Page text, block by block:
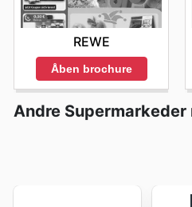
REWE
Åben brochure
Andre